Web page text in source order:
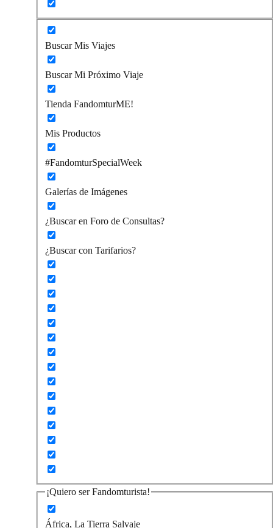
Buscar Mis Viajes
Buscar Mi Próximo Viaje
Tienda FandomturME!
Mis Productos
#FandomturSpecialWeek
Galerías de Imágenes
¿Buscar en Foro de Consultas?
¿Buscar con Tarifarios?
¡Quiero ser Fandomturista!
África, La Tierra Salvaje